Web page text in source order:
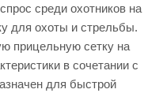
среди охотников на
для охоты и стрельбы.
прицельную сетку на
в сочетании с
для быстрой